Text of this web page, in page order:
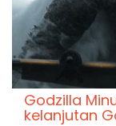
Godzilla
kelanjutan